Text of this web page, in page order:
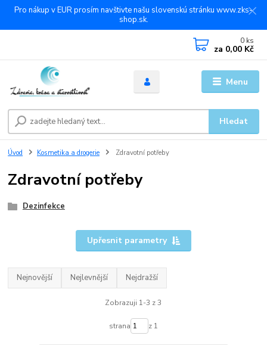
Pro nákup v EUR prosím navštivte našu slovenskú stránku www.zks-
shop.sk.
Menu
Hledat
0 ks
za 0,00 Kč
Úvod Kosmetika a drogerie Zdravotní potřeby
Zdravotní potřeby
Dezinfekce
Upřesnit parametry
Nejnovější Nejlevnější Nejdražší
Zobrazuji 1-3 z 3
strana z 1